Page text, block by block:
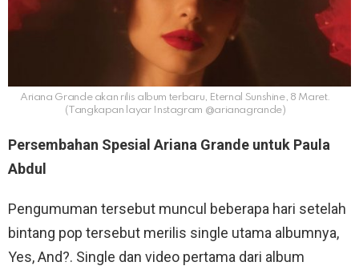
Ariana Grande akan rilis album terbaru, Eternal Sunshine, 8 Maret.
(Tangkapan layar Instagram @arianagrande)
Persembahan Spesial Ariana Grande untuk Paula
Abdul
Pengumuman tersebut muncul beberapa hari setelah
bintang pop tersebut merilis single utama albumnya,
Yes, And?. Single dan video pertama dari album